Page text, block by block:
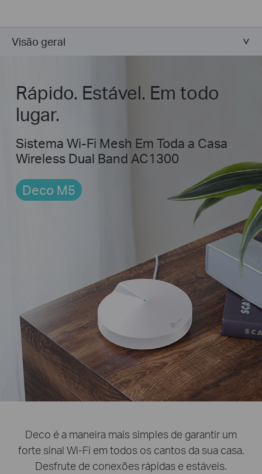
Visão geral
Rápido. Estável. Em todo
lugar.
Sistema Wi-Fi Mesh Em Toda a Casa
Wireless Dual Band AC1300
Deco M5
Deco é a maneira mais simples de garantir um
forte sinal Wi-Fi em todos os cantos da sua casa.
Desfrute de conexões rápidas e estáveis.